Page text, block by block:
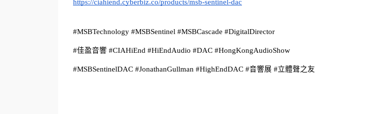
https://ciahiend.cyberbiz.co/products/msb-sentinel-dac
#MSBTechnology #MSBSentinel #MSBCascade #DigitalDirector
#佳盈音響 #CIAHiEnd #HiEndAudio #DAC #HongKongAudioShow
#MSBSentinelDAC #JonathanGullman #HighEndDAC #音響展 #立體聲之友